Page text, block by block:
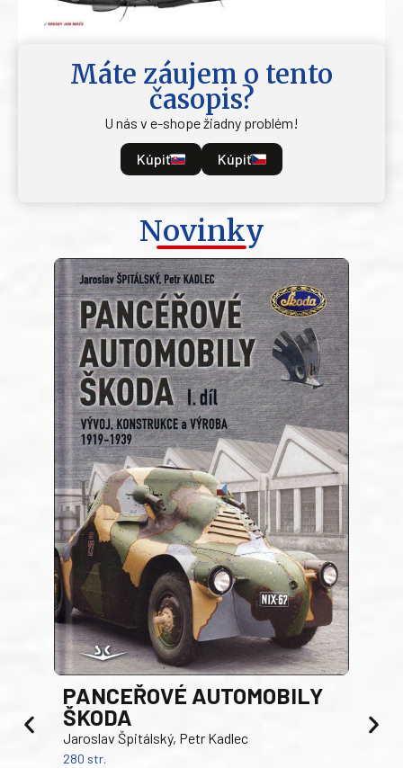
Máte záujem o tento
časopis?
U nás v e-shope žiadny problém!
Kúpiť Kúpiť
Novinky
PANCEŘOVÉ AUTOMOBILY
ŠKODA
Jaroslav Špitálský, Petr Kadlec
280 str.